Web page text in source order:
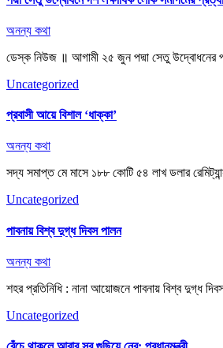
অনন্য কথা
ডেস্ক নিউজ ॥ আগামী ২৫ জুন পদ্মা সেতু উদ্বোধনের
Uncategorized
প্রবাসী আয়ে বিশাল ‘ধাক্কা’
অনন্য কথা
সদ্য সমাপ্ত মে মাসে ১৮৮ কোটি ৫৪ লাখ ডলার
Uncategorized
পাবনায় বিশ্ব দুগ্ধ দিবস পালন
অনন্য কথা
শহর প্রতিনিধি : নানা আয়োজনে পাবনায় বিশ্ব দুগ্ধ
Uncategorized